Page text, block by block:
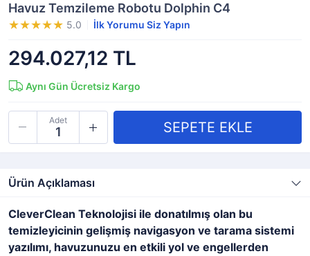
Havuz Temzileme Robotu Dolphin C4
5.0 İlk Yorumu Siz Yapın
294.027,12 TL
Aynı Gün Ücretsiz Kargo
Adet
Ürün Açıklaması
CleverClean Teknolojisi ile donatılmış olan bu
temizleyicinin gelişmiş navigasyon ve tarama sistemi
yazılımı, havuzunuzu en etkili yol ve engellerden